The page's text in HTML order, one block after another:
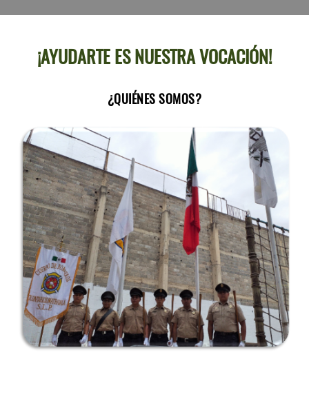
¡AYUDARTE ES NUESTRA VOCACIÓN!
¿QUIÉNES SOMOS?